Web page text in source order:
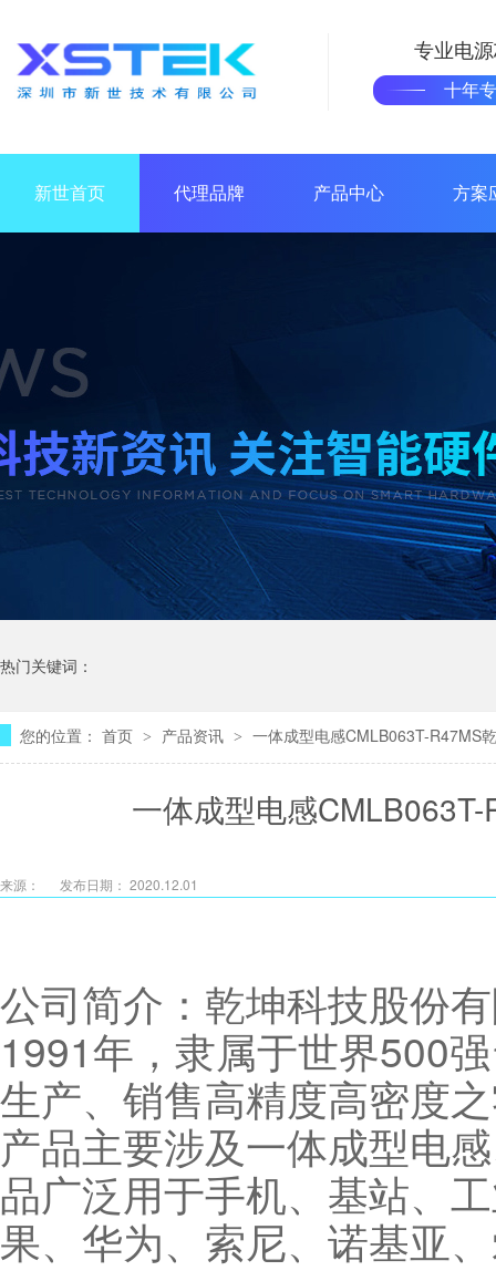
专业电
十年
新世首页 代理品牌 产品中心 方案
热门关键词：
您的位置： 首页 > 产品资讯 > 一体成型电感CMLB063T-
一体成型电感
来源： 发布日期： 2020.12.01
公司简介：乾坤科技股份
1991年，隶属于世界500
生产、销售高精度高密度
产品主要涉及一体成型电
品广泛用于手机、基站、
果、华为、索尼、诺基亚